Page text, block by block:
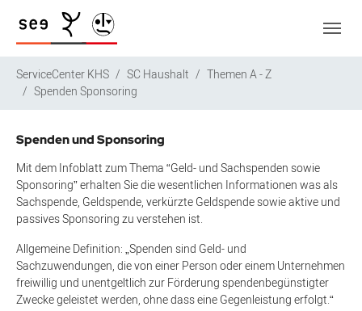
ServiceCenter KHS SC Haushalt
Themen A - Z
Spenden Sponsoring
Spenden und Sponsoring
Mit dem Infoblatt zum Thema “Geld- und Sachspenden sowie
Sponsoring” erhalten Sie die wesentlichen Informationen was als
Sachspende, Geldspende, verkürzte Geldspende sowie aktive und
passives Sponsoring zu verstehen ist.
Allgemeine Definition: „Spenden sind Geld- und
Sachzuwendungen, die von einer Person oder einem Unternehmen
freiwillig und unentgeltlich zur Förderung spendenbegünstigter
Zwecke geleistet werden, ohne dass eine Gegenleistung erfolgt.“